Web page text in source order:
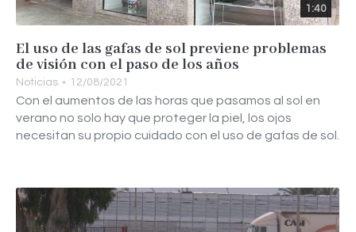
1:40
El uso de las gafas de sol previene problemas
de visión con el paso de los años
Noticias 12/08/2021
Con el aumentos de las horas que pasamos al sol en
verano no solo hay que proteger la piel, los ojos
necesitan su propio cuidado con el uso de gafas de sol.